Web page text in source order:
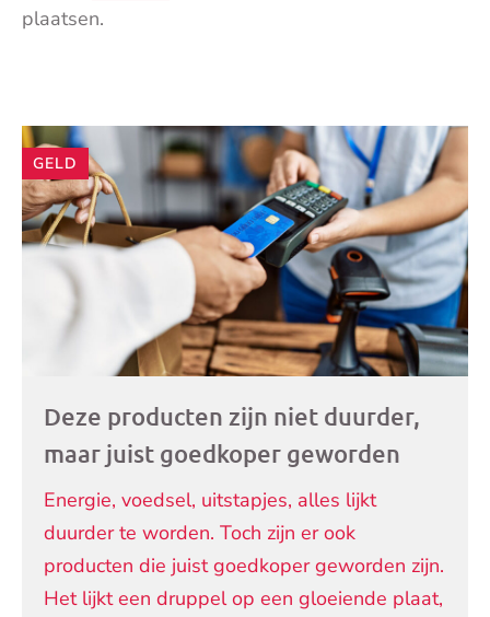
plaatsen.
Andere
artikelen
GELD
Deze producten zijn niet duurder,
maar juist goedkoper geworden
Energie, voedsel, uitstapjes, alles lijkt
duurder te worden. Toch zijn er ook
producten die juist goedkoper geworden zijn.
Het lijkt een druppel op een gloeiende plaat,